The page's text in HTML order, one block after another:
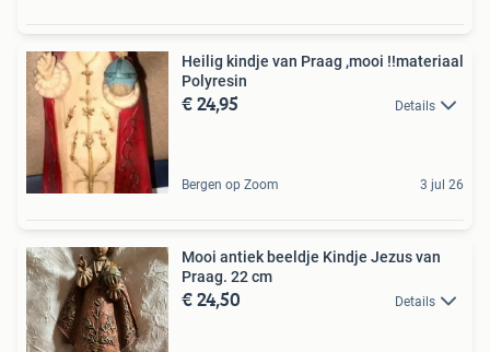
Heilig kindje van Praag ,mooi !!materiaal
Polyresin
€ 24,95 Details
Bergen op Zoom 3 jul 26
Mooi antiek beeldje Kindje Jezus van
Praag. 22 cm
€ 24,50 Details